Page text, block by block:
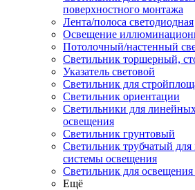
поверхностного монтажа
Лента/полоса светодиодная
Освещение
Потолочный/настенный
Светильник торшерный,
Указатель световой
Светильник для
Светильник ориентации
Светильники для
освещения
Светильник грунтовый
Светильник трубчатый для
системы освещения
Светильник для освещения
Ещё